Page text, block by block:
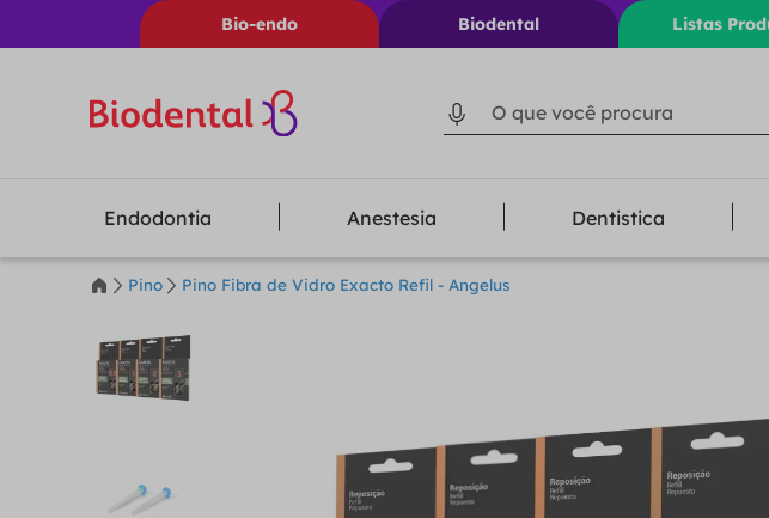
Bio-endo Biodental Listas
O que você procura
Endodontia Anestesia Dentistica
Pino Pino Fibra de Vidro Exacto Refil - Angelus